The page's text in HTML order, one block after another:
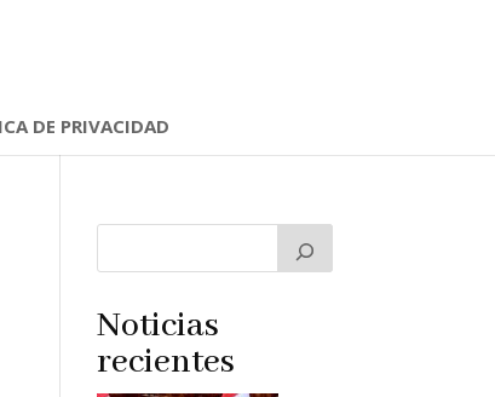
DE PRIVACIDAD
Noticias
recientes